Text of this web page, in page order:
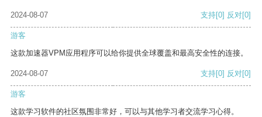
2024-08-07 支持[0] 反对[0]
游客
这款加速器VPM应用程序可以给你提供全球覆盖和最高安全性的连接。
2024-08-07 支持[0] 反对[0]
游客
这款学习软件的社区氛围非常好，可以与其他学习者交流学习心得。